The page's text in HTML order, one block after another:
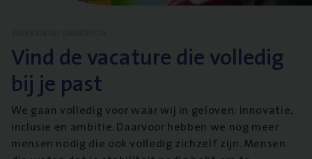
Vind de vacature die volledig
bij je past
We gaan volledig voor waar wij in geloven: innovatie,
inclusie en ambitie. Daarvoor hebben we nog meer
mensen nodig die ook volledig zichzelf zijn. Mensen